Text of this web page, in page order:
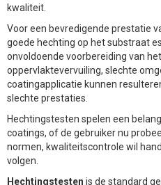
kwaliteit.
Voor een bevredigende prestatie
goede hechting op het substraat
onvoldoende voorbereiding van
oppervlaktevervuiling, slechte
coatingapplicatie kunnen
slechte prestaties.
Hechtingstesten spelen een
coatings, of de gebruiker nu
normen, kwaliteitscontrole wil
volgen.
Hechtingstesten is de standard